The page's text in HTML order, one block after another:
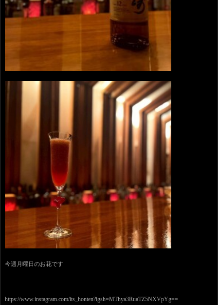
今週月曜日のお花です
https://www.instagram.com/its_honten?igsh=MThya3RuaTZ5NXVpYg==